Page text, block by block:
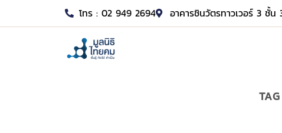
โทร : 02 949 2694 อาคารชินวัตรทาวเวอร์ 3 ชั้น